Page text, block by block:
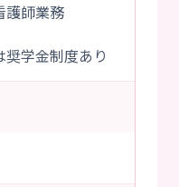
護師業務
学金制度あり